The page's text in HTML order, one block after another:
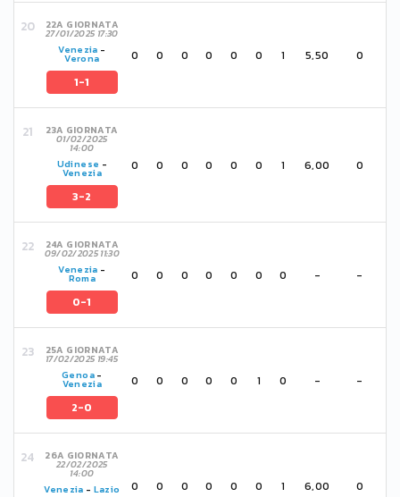
22A GIORNATA
27/01/2025 17:30
Venezia -
Verona
1-1
0 0 0 0 0 0 1 5,50 0
23A GIORNATA
01/02/2025
14:00
Udinese -
Venezia
3-2
0 0 0 0 0 0 1 6,00 0
24A GIORNATA
09/02/2025 11:30
Venezia -
Roma
0-1
0 0 0 0 0 0 0 - -
25A GIORNATA
17/02/2025 19:45
Genoa-
Venezia
2-0
0 0 0 0 0 1 0 - -
26A GIORNATA
22/02/2025
14:00
Venezia - Lazio 0 0 0 0 0 0 1 6,00 0